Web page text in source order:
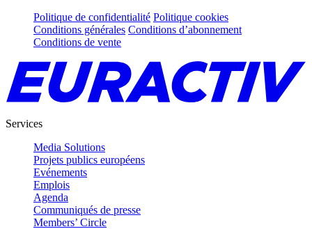
Politique de confidentialité Politique cookies
Conditions générales Conditions d’abonnement
Conditions de vente
Services
Media Solutions
Projets publics européens
Evénements
Emplois
Agenda
Communiqués de presse
Members’ Circle